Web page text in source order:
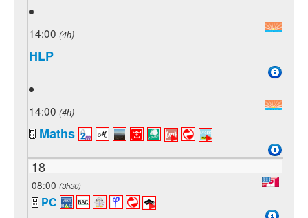
14:00 (4h)
HLP
14:00 (4h)
Maths
18
08:00 (3h30)
PC